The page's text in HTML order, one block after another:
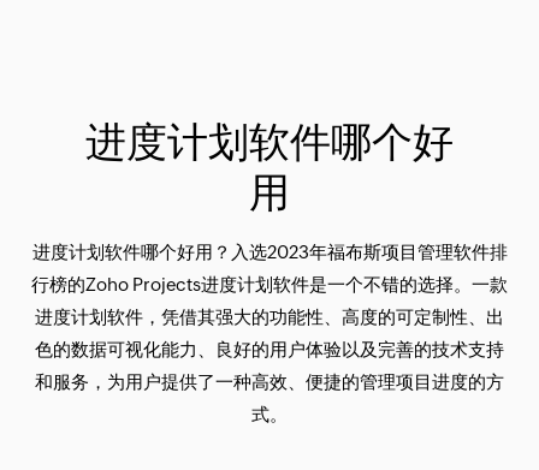
进度计划软件哪个好
用
进度计划软件哪个好用？入选2023年福布斯项目管理软件排
行榜的Zoho Projects进度计划软件是一个不错的选择。一款
进度计划软件，凭借其强大的功能性、高度的可定制性、出
色的数据可视化能力、良好的用户体验以及完善的技术支持
和服务，为用户提供了一种高效、便捷的管理项目进度的方
式。